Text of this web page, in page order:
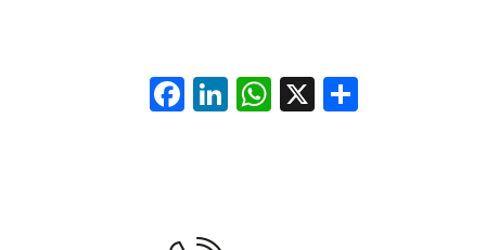
Facebook
LinkedIn
WhatsApp
X